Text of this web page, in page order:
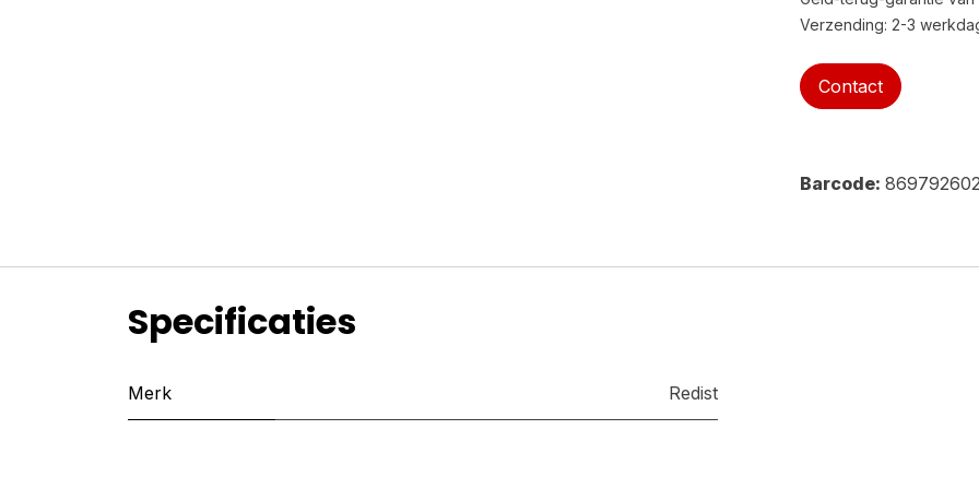
Verzending: 2-3
Contact
Barcode:
Specificaties
Merk Redist